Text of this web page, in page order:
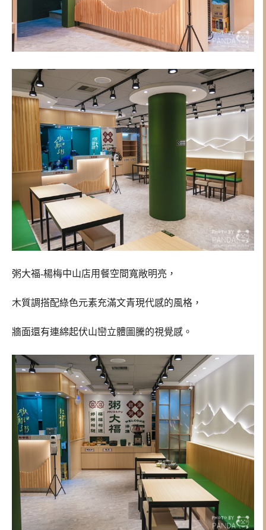
粥大福-楊梅中山店用餐空間寬敞明亮，
木質調搭配綠色元素充滿文青現代感的風格，
牆面還有連綿起伏山巒立體圖騰的視覺感。